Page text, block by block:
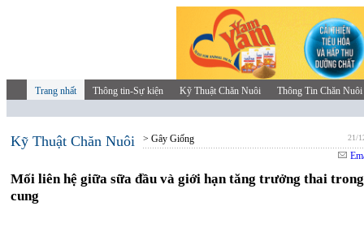
Trang nhất Thông tin-Sự kiện Kỹ Thuật Chăn Nuôi Thông Tin Chăn Nuôi
Kỹ Thuật Chăn Nuôi > Gây Giống 21/
Mối liên hệ giữa sữa đầu và giới hạn tăng trưởng thai
cung